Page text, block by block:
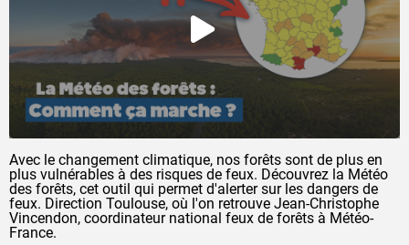
Avec le changement climatique, nos forêts sont de plus en
plus vulnérables à des risques de feux. Découvrez la Météo
des forêts, cet outil qui permet d'alerter sur les dangers de
feux. Direction Toulouse, où l'on retrouve Jean-Christophe
Vincendon, coordinateur national feux de forêts à Météo-
France.